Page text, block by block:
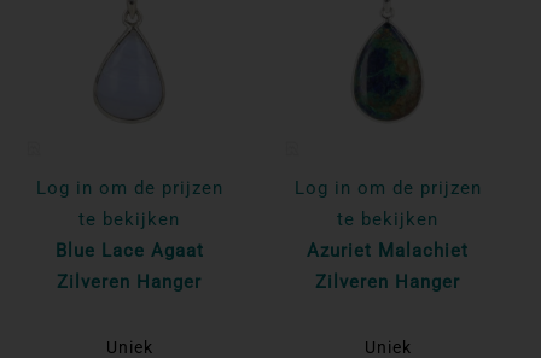
Log in om de prijzen
te bekijken
Blue Lace Agaat
Zilveren Hanger
Uniek
Log in om de prijzen
te bekijken
Azuriet Malachiet
Zilveren Hanger
Uniek